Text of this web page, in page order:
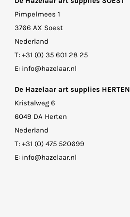
Pimpelmees 1
3766 AX Soest
Nederland
T: +31 (0) 35 601 28 25
E: info@hazelaar.nl
De Hazelaar art supplies HERTEN
Kristalweg 6
6049 DA Herten
Nederland
T: +31 (0) 475 520699
E: info@hazelaar.nl